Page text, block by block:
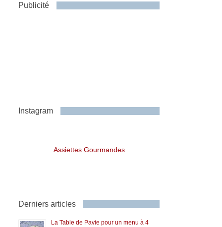
Publicité
Instagram
Assiettes Gourmandes
Derniers articles
La Table de Pavie pour un menu à 4